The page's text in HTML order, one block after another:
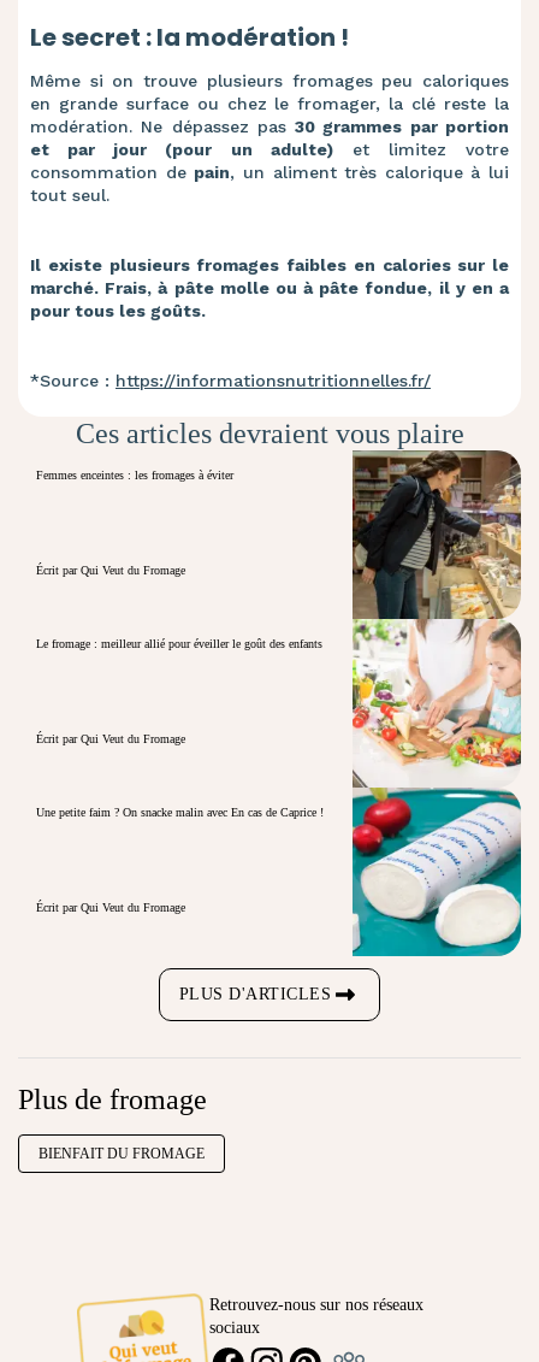
Le secret : la modération !
Même si on trouve plusieurs fromages peu caloriques
en grande surface ou chez le fromager, la clé reste la
modération. Ne dépassez pas30 grammes par portion
et par jour (pour un adulte)et limitez votre
consommation de pain, un aliment très calorique à lui
tout seul.
Il existe plusieurs fromages faibles en calories sur le
marché. Frais, à pâte molle ou à pâte fondue, il y en a
pour tous les goûts.
*Source : https://informationsnutritionnelles.fr/
Ces articles devraient vous plaire
Femmes enceintes : les fromages à éviter
Écrit par Qui Veut du Fromage
Le fromage : meilleur allié pour éveiller le goût des enfants
Écrit par Qui Veut du Fromage
Une petite faim ? On snacke malin avec En cas de Caprice !
Écrit par Qui Veut du Fromage
PLUS D'ARTICLES
Plus de fromage
BIENFAIT DU FROMAGE
Retrouvez-nous sur nos réseaux
sociaux
FACEBOOKINSTAGRAMPINTEREST